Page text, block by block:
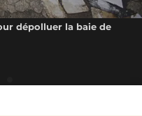
dépolluer la baie de